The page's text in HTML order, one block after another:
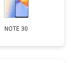
NOTE 30